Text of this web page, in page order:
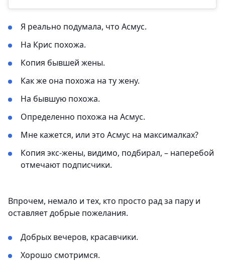
Я реально подумала, что Асмус.
На Крис похожа.
Копия бывшей жены.
Как же она похожа на ту жену.
На бывшую похожа.
Определенно похожа на Асмус.
Мне кажется, или это Асмус на максималках?
Копия экс-жены, видимо, подбирал, – наперебой
отмечают подписчики.
Впрочем, немало и тех, кто просто рад за пару и
оставляет добрые пожелания.
Добрых вечеров, красавчики.
Хорошо смотримся.